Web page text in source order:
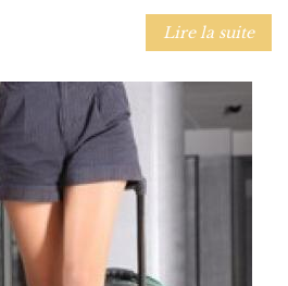
Lire la suite